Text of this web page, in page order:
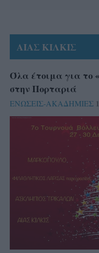
ΑΙΑΣ ΚΙΛΚΙΣ
Όλα έτοιμα για το
στην Πορταριά
ΕΝΩΣΕΙΣ-ΑΚΑΔΗΜΙΕΣ